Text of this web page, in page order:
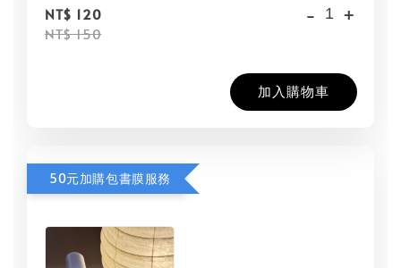
NT$ 120
NT$ 150
- +
加入購物車
50元加購包書膜服務